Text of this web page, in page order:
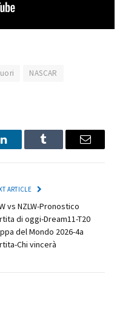
NASCAR
LinkedInTumblr Email
ARTICLE
vs NZLW-Pronostico
di oggi-Dream11-T20
del Mondo 2026-4a
Chi vincerà